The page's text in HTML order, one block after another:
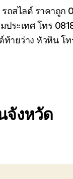
ถสไลด์ ราคาถูก
ประเทศ โทร
ท้ายว่าง หัวหิน โ
จังหวัด